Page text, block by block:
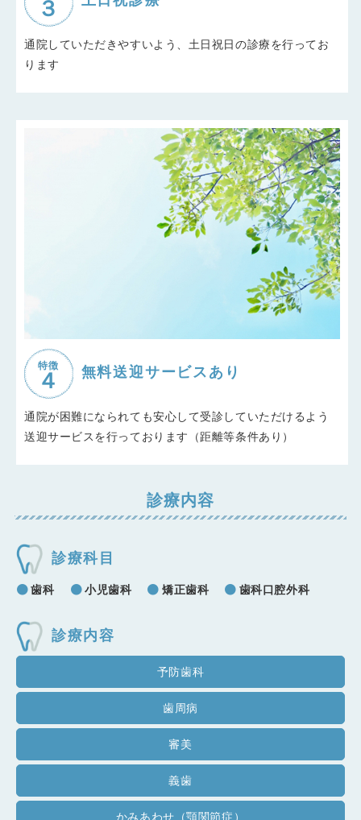
通院していただきやすいよう、土日祝日の診療を行ってお
ります
特徴 無料送迎サービスあり
通院が困難になられても安心して受診していただけるよう
送迎サービスを行っております（距離等条件あり）
診療内容
診療科目
歯科 小児歯科 矯正歯科 歯科口腔外科
診療内容
予防歯科
歯周病
審美
義歯
かみあわせ（顎関節症）